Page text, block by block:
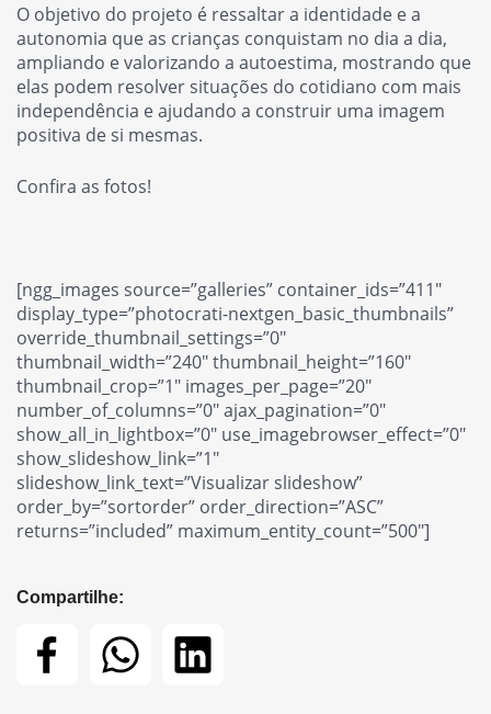
O objetivo do projeto é ressaltar a identidade e a
autonomia que as crianças conquistam no dia a dia,
ampliando e valorizando a autoestima, mostrando que
elas podem resolver situações do cotidiano com mais
independência e ajudando a construir uma imagem
positiva de si mesmas.
Confira as fotos!
[ngg_images source=”galleries” container_ids=”411″
display_type=”photocrati-nextgen_basic_thumbnails”
override_thumbnail_settings=”0″
thumbnail_width=”240″ thumbnail_height=”160″
thumbnail_crop=”1″ images_per_page=”20″
number_of_columns=”0″ ajax_pagination=”0″
show_all_in_lightbox=”0″ use_imagebrowser_effect=”0″
show_slideshow_link=”1″
slideshow_link_text=”Visualizar slideshow”
order_by=”sortorder” order_direction=”ASC”
returns=”included” maximum_entity_count=”500″]
Compartilhe: